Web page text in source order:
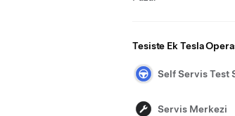
Tesiste Ek Tesla
Self Servis Test
Servis Merkezi